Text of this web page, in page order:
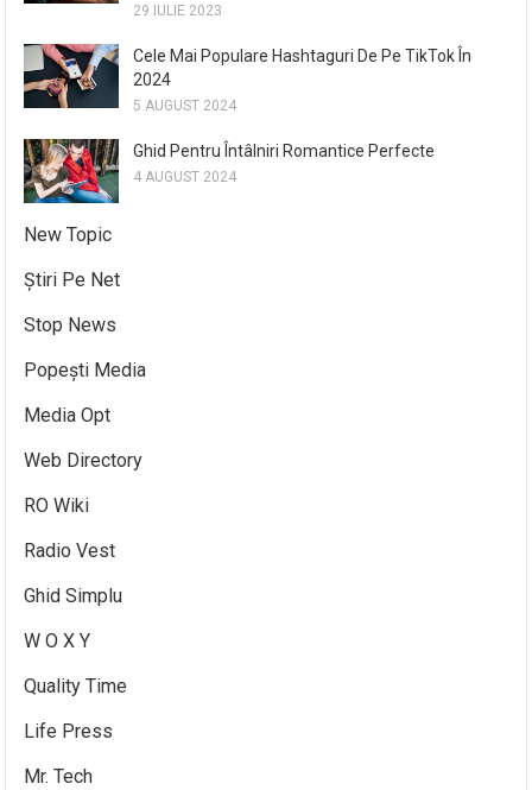
29 IULIE 2023
Cele Mai Populare Hashtaguri De Pe TikTok În
2024
5 AUGUST 2024
Ghid Pentru Întâlniri Romantice Perfecte
4 AUGUST 2024
New Topic
Știri Pe Net
Stop News
Popești Media
Media Opt
Web Directory
RO Wiki
Radio Vest
Ghid Simplu
W O X Y
Quality Time
Life Press
Mr. Tech